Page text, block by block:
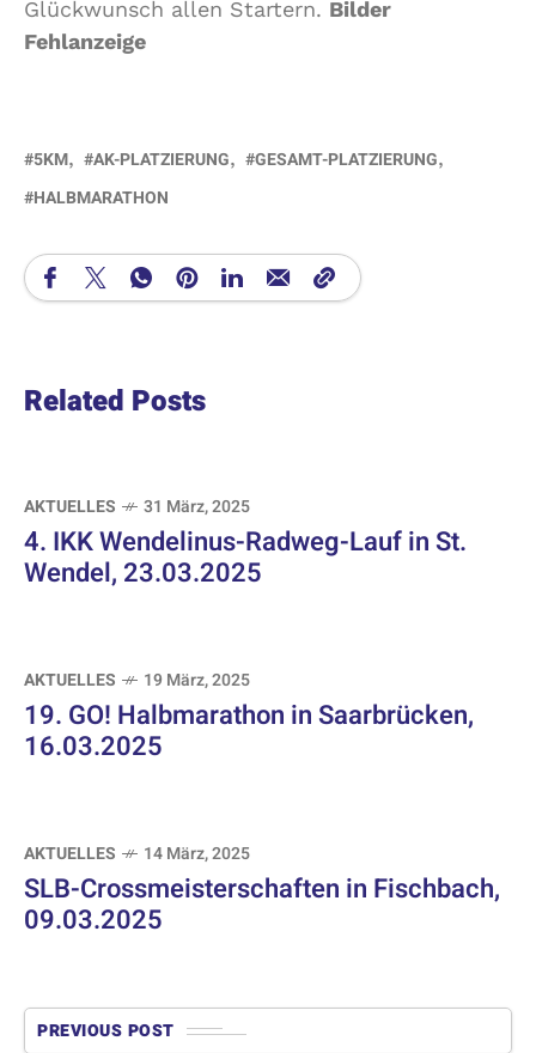
Glückwunsch allen Startern. Bilder
Fehlanzeige
5KM AK-PLATZIERUNG
GESAMT-PLATZIERUNG
HALBMARATHON
Related Posts
AKTUELLES 31 März, 2025
4. IKK Wendelinus-Radweg-Lauf in St.
Wendel, 23.03.2025
AKTUELLES 19 März, 2025
19. GO! Halbmarathon in Saarbrücken,
16.03.2025
AKTUELLES 14 März, 2025
SLB-Crossmeisterschaften in Fischbach,
09.03.2025
PREVIOUS POST